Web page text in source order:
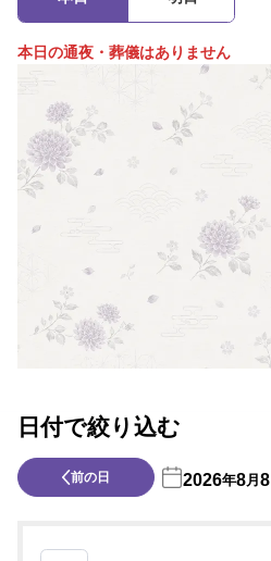
本日の通夜・葬儀はありません
日付で絞り込む
前の日 2026年8月8